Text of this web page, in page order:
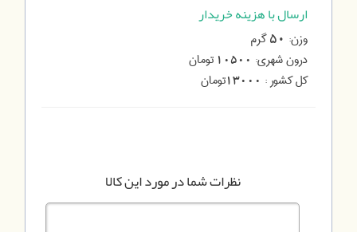
ارسال با هزینه خریدار
وزن:
گرم
درون شهری: 10500 تومان
کل کشور : 13000تومان
نظرات شما در مورد این کالا